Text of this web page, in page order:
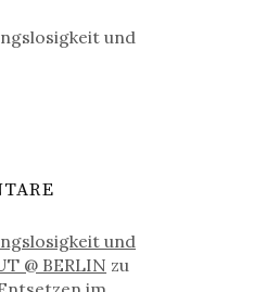
und
und
@ BERLIN zu